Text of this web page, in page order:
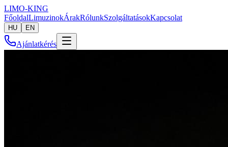
LIMO-KING
FőoldalLimuzinokÁrakRólunkSzolgáltatásokKapcsolat
HU EN
Ajánlatkérés